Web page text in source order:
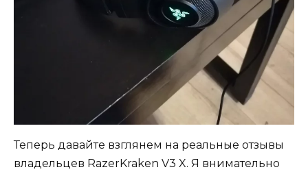
Теперь давайте взглянем на реальные отзывы
владельцев RazerKraken V3 X. Я внимательно